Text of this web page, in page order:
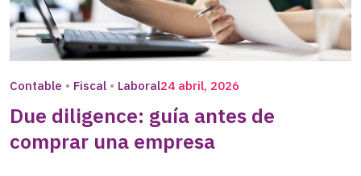
Contable Fiscal Laboral24 abril, 2026
Due diligence: guía antes de
comprar una empresa